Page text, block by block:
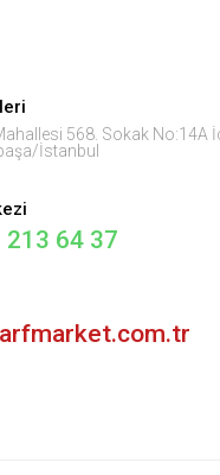
568. Sokak No:14A
İstanbul
213 64 37